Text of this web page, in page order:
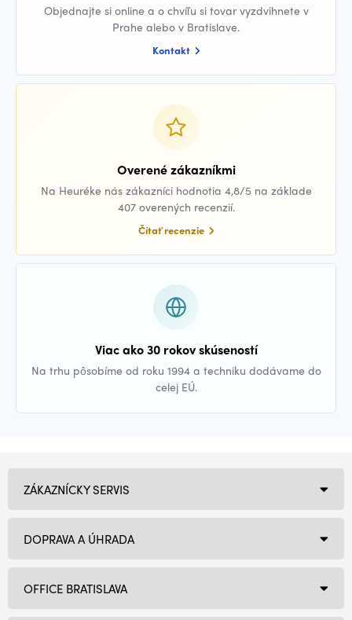
Objednajte si online a o chvíľu si tovar vyzdvihnete v
Prahe alebo v Bratislave.
Kontakt
Overené zákazníkmi
Na Heuréke nás zákazníci hodnotia 4,8/5 na základe
407 overených recenzií.
Čítať recenzie
Viac ako 30 rokov skúseností
Na trhu pôsobíme od roku 1994 a techniku dodávame do
celej EÚ.
OFFICE BRATISLAVA
ZÁKAZNÍCKY SERVIS
DOPRAVA A ÚHRADA